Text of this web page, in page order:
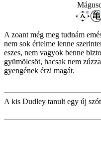
A zoant még meg tudnám
nem sok értelme lenne
eszes, nem vagyok benne
gyümölcsöt, hacsak nem
gyengének érzi magát.
A kis Dudley tanult egy új